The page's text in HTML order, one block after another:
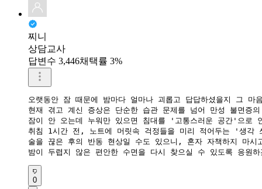
찌니
상담교사
답변수 3,446채택률 3%
오랫동안 잠 때문에 밤마다 얼마나 괴롭고 답답하셨을지 그
현재 겪고 계신 증상은 단순한 습관 문제를 넘어 만성 불면증
잠이 안 오는데 누워만 있으면 침대를 '고통스러운 공간'으로
취침 1시간 전, 노트에 머릿속 걱정들을 미리 적어두는 '생
술을 끊은 후의 반동 현상일 수도 있으니, 혼자 자책하지 마시
밤이 두렵지 않은 편안한 수면을 다시 찾으실 수 있도록 응원하
0